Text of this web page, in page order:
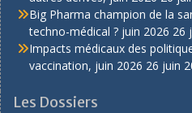
Big Pharma champion de la
techno-médical ? juin 2026 26
Impacts médicaux des
vaccination, juin 2026 26 juin
Les Dossiers